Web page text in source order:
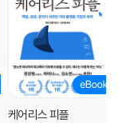
케어리스 피플